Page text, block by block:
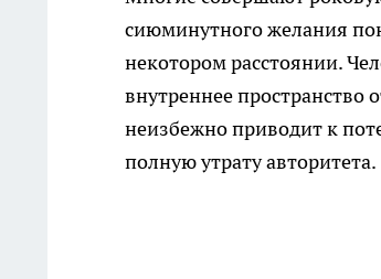
сиюминутного желания
некотором расстоянии.
внутреннее пространство
неизбежно приводит к
полную утрату авторитета.